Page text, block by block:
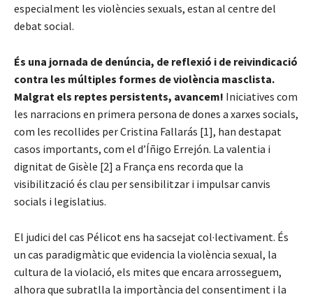
especialment les violències sexuals, estan al centre del
debat social.
És una jornada de denúncia, de reflexió i de reivindicació
contra les múltiples formes de violència masclista.
Malgrat els reptes persistents, avancem! Iniciatives com
les narracions en primera persona de dones a xarxes socials,
com les recollides per Cristina Fallarás [1], han destapat
casos importants, com el d’Íñigo Errejón. La valentia i
dignitat de Gisèle [2] a França ens recorda que la
visibilització és clau per sensibilitzar i impulsar canvis
socials i legislatius.
El judici del cas Pélicot ens ha sacsejat col·lectivament. És
un cas paradigmàtic que evidencia la violència sexual, la
cultura de la violació, els mites que encara arrosseguem,
alhora que subratlla la importància del consentiment i la